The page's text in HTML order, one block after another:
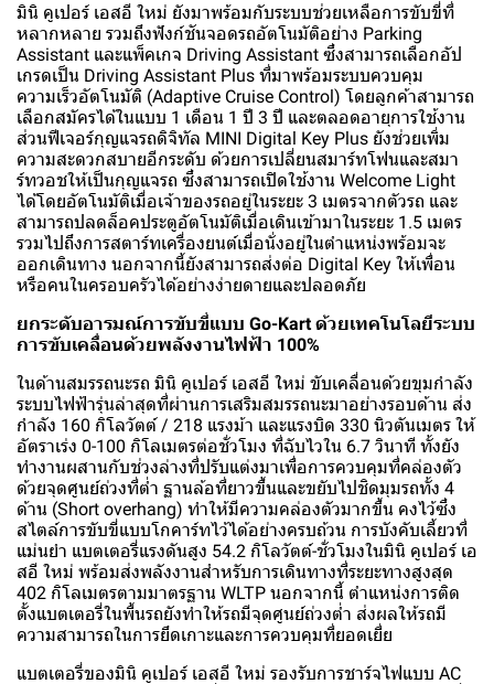
มินิ คูเปอร์ เอสอี ใหม่ ยังมาพร้อมกับระบบช่วยเหลือการขับขี่ที่
หลากหลาย รวมถึงฟังก์ชันจอดรถอัตโนมัติอย่าง Parking
Assistant และแพ็คเกจ Driving Assistant ซึ่งสามารถเลือกอัป
เกรดเป็น Driving Assistant Plus ที่มาพร้อมระบบควบคุม
ความเร็วอัตโนมัติ (Adaptive Cruise Control) โดยลูกค้าสามารถ
เลือกสมัครได้ในแบบ 1 เดือน 1 ปี 3 ปี และตลอดอายุการใช้งาน
ส่วนฟีเจอร์กุญแจรถดิจิทัล MINI Digital Key Plus ยังช่วยเพิ่ม
ความสะดวกสบายอีกระดับ ด้วยการเปลี่ยนสมาร์ทโฟนและสมา
ร์ทวอชให้เป็นกุญแจรถ ซึ่งสามารถเปิดใช้งาน Welcome Light
ได้โดยอัตโนมัติเมื่อเจ้าของรถอยู่ในระยะ 3 เมตรจากตัวรถ และ
สามารถปลดล็อคประตูอัตโนมัติเมื่อเดินเข้ามาในระยะ 1.5 เมตร
รวมไปถึงการสตาร์ทเครื่องยนต์เมื่อนั่งอยู่ในตำแหน่งพร้อมจะ
ออกเดินทาง นอกจากนี้ยังสามารถส่งต่อ Digital Key ให้เพื่อน
หรือคนในครอบครัวได้อย่างง่ายดายและปลอดภัย
ยกระดับอารมณ์การขับขี่แบบ Go-Kart ด้วยเทคโนโลยีระบบ
การขับเคลื่อนด้วยพลังงานไฟฟ้า 100%
ในด้านสมรรถนะรถ มินิ คูเปอร์ เอสอี ใหม่ ขับเคลื่อนด้วยขุมกำลัง
ระบบไฟฟ้ารุ่นล่าสุดที่ผ่านการเสริมสมรรถนะมาอย่างรอบด้าน ส่ง
กำลัง 160 กิโลวัตต์ / 218 แรงม้า และแรงบิด 330 นิวตันเมตร ให้
อัตราเร่ง 0-100 กิโลเมตรต่อชั่วโมง ที่ฉับไวใน 6.7 วินาที ทั้งยัง
ทำงานผสานกับช่วงล่างที่ปรับแต่งมาเพื่อการควบคุมที่คล่องตัว
ด้วยจุดศูนย์ถ่วงที่ต่ำ ฐานล้อที่ยาวขึ้นและขยับไปชิดมุมรถทั้ง 4
ด้าน (Short overhang) ทำให้มีความคล่องตัวมากขึ้น คงไว้ซึ่ง
สไตล์การขับขี่แบบโกคาร์ทไว้ได้อย่างครบถ้วน การบังคับเลี้ยวที่
แม่นยำ แบตเตอรี่แรงดันสูง 54.2 กิโลวัตต์-ชั่วโมงในมินิ คูเปอร์ เอ
สอี ใหม่ พร้อมส่งพลังงานสำหรับการเดินทางที่ระยะทางสูงสุด
402 กิโลเมตรตามมาตรฐาน WLTP นอกจากนี้ ตำแหน่งการติด
ตั้งแบตเตอรี่ในพื้นรถยังทำให้รถมีจุดศูนย์ถ่วงต่ำ ส่งผลให้รถมี
ความสามารถในการยึดเกาะและการควบคุมที่ยอดเยี่ย
แบตเตอรี่ของมินิ คูเปอร์ เอสอี ใหม่ รองรับการชาร์จไฟแบบ AC